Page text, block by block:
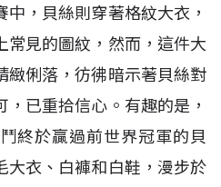
，貝絲則穿著格紋大衣，
常見的圖紋，然而，這件大
緻俐落，彷彿暗示著貝絲對
已重拾信心。有趣的是，
終於贏過前世界冠軍的貝
大衣、白褲和白鞋，漫步於